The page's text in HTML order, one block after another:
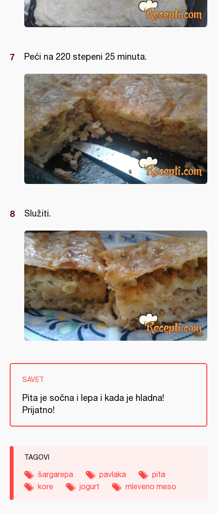
Peći na 220 stepeni 25 minuta.
Služiti.
SAVET
Pita je sočna i lepa i kada je hladna!
Prijatno!
TAGOVI
šargarepa pavlaka
pita
kore
jogurt mleveno meso